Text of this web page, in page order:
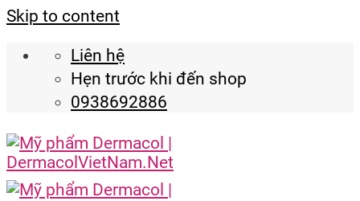
Skip to content
Liên hệ
Hẹn trước khi đến shop
0938692886